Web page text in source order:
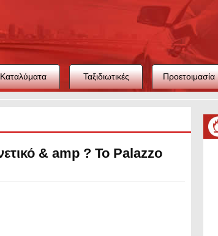
Καταλύματα Ταξιδιωτικές Προετοιμασία
& amp ? Το Palazzo